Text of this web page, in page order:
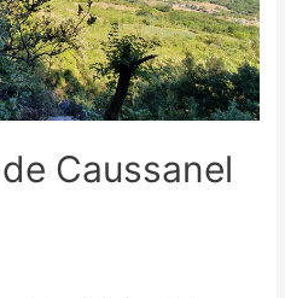
Caussanel